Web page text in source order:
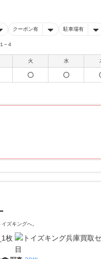
クーポン有 駐車場有
−４
火 水
ズキングへ。‎